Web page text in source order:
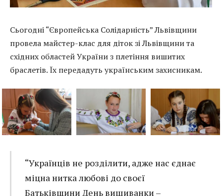
Сьогодні “Європейська Солідарність” Львівщини
провела майстер-клас для діток зі Львівщини та
східних областей України з плетіння вишитих
браслетів. Їх передадуть українським захисникам.
“Українців не розділити, адже нас єднає
міцна нитка любові до своєї
Батьківщини День вишиванки –